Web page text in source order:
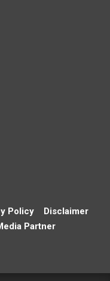
Policy
Disclaimer
Partner